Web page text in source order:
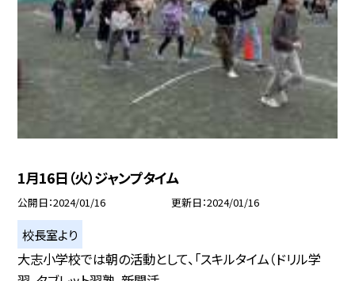
1月16日（火）ジャンプタイム
公開日 2024/01/16 更新日 2024/01/16
校長室より
大志小学校では朝の活動として、「スキルタイム（ドリル学